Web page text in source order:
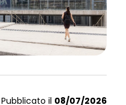
Pubblicato il 08/07/2026